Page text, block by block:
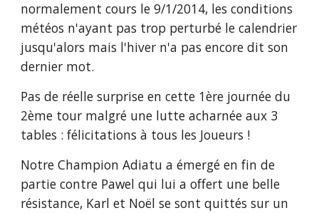
normalement cours le 9/1/2014, les conditions
météos n'ayant pas trop perturbé le calendrier
jusqu'alors mais l'hiver n'a pas encore dit son
dernier mot.
Pas de réelle surprise en cette 1ère journée du
2ème tour malgré une lutte acharnée aux 3
tables : félicitations à tous les Joueurs !
Notre Champion Adiatu a émergé en fin de
partie contre Pawel qui lui a offert une belle
résistance, Karl et Noël se sont quittés sur un